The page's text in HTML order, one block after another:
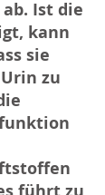
Ist die
kann
sie
zu